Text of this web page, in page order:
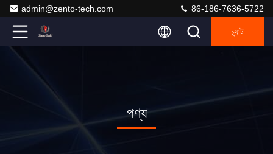
admin@zento-tech.com 86-186-7636-5722
চ্যাট
পণ্য